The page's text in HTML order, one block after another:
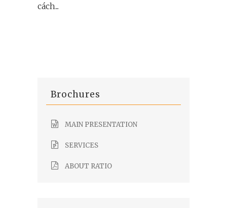
cách...
Brochures
MAIN PRESENTATION
SERVICES
ABOUT RATIO